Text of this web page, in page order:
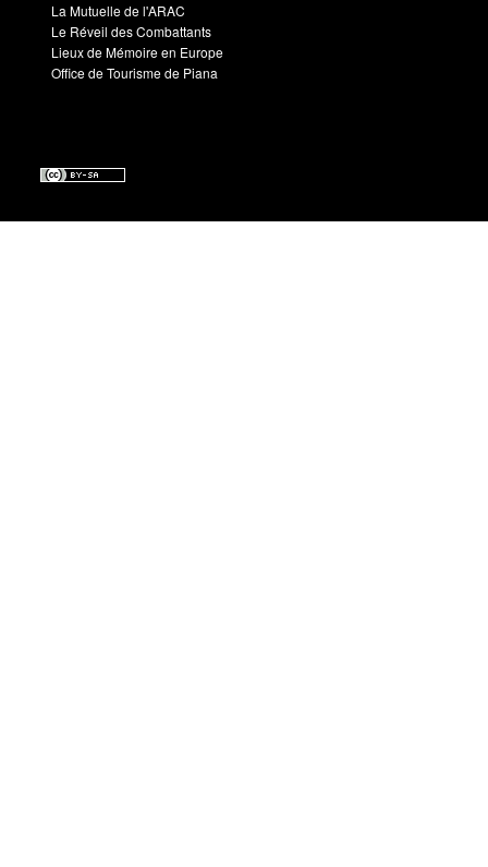
La Mutuelle de l'ARAC
Le Réveil des Combattants
Lieux de Mémoire en Europe
Office de Tourisme de Piana